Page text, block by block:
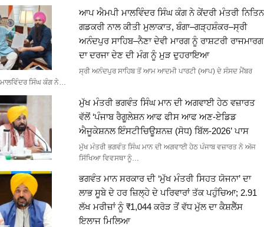
ਆਪ ਐਮਪੀ ਮਾਲਵਿੰਦਰ ਸਿੰਘ ਕੰਗ ਨੇ ਕੇਂਦਰੀ ਮੰਤਰੀ ਨਿਤਿਨ
ਗਡਕਰੀ ਨਾਲ ਕੀਤੀ ਮੁਲਾਕਾਤ, ਬੰਗਾ–ਗੜ੍ਹਸ਼ੰਕਰ–ਸ੍ਰੀ
ਅਨੰਦਪੁਰ ਸਾਹਿਬ–ਨੈਣਾ ਦੇਵੀ ਮਾਰਗ ਨੂੰ ਰਾਸ਼ਟਰੀ ਰਾਜਮਾਰਗ
ਦਾ ਦਰਜਾ ਦੇਣ ਦੀ ਮੰਗ ਨੂੰ ਮੁੜ ਦੁਹਰਾਇਆ
ਸ੍ਰੀ ਅਨੰਦਪੁਰ ਸਾਹਿਬ ਤੋਂ ਆਮ ਆਦਮੀ ਪਾਰਟੀ (ਆਪ) ਦੇ ਸੰਸਦ ਮੈਂਬਰ
ਮਾਲਵਿੰਦਰ ਸਿੰਘ ਕੰਗ ਨੇ…
ਮੁੱਖ ਮੰਤਰੀ ਭਗਵੰਤ ਸਿੰਘ ਮਾਨ ਦੀ ਅਗਵਾਈ ਹੇਠ ਵਜ਼ਾਰਤ
ਵੱਲੋਂ ‘ਪੰਜਾਬ ਰੈਗੂਲੇਸ਼ਨ ਆਫ ਫੀਸ ਆਫ ਅਣ-ਏਡਿਡ
ਐਜੂਕੇਸ਼ਨਲ ਇੰਸਟੀਚਿਊਸ਼ਨਜ਼ (ਸੋਧ) ਬਿੱਲ-2026’ ਪਾਸ
ਮੁੱਖ ਮੰਤਰੀ ਭਗਵੰਤ ਸਿੰਘ ਮਾਨ ਦੀ ਅਗਵਾਈ ਹੇਠ ਪੰਜਾਬ ਵਜ਼ਾਰਤ ਨੇ ਅੱਜ
ਸਿੱਖਿਆ ਵਿਵਸਥਾ ਨੂੰ…
ਭਗਵੰਤ ਮਾਨ ਸਰਕਾਰ ਦੀ ‘ਮੁੱਖ ਮੰਤਰੀ ਸਿਹਤ ਯੋਜਨਾ’ ਦਾ
ਲਾਭ ਸੂਬੇ ਦੇ ਹਰ ਜ਼ਿਲ੍ਹੇ ਦੇ ਪਰਿਵਾਰਾਂ ਤੱਕ ਪਹੁੰਚਿਆ; 2.91
ਲੱਖ ਮਰੀਜ਼ਾਂ ਨੂੰ ₹1,044 ਕਰੋੜ ਤੋਂ ਵੱਧ ਮੁੱਲ ਦਾ ਕੈਸ਼ਲੈੱਸ
ਇਲਾਜ ਮਿਲਿਆ